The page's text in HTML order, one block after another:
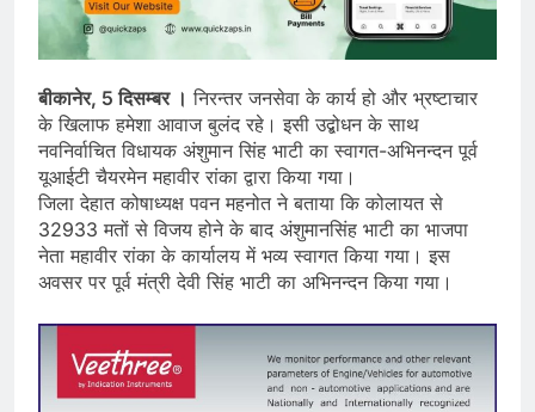
बीकानेर, 5 दिसम्बर । निरन्तर जनसेवा के कार्य हो और भ्रष्टाचार
के खिलाफ हमेशा आवाज बुलंद रहे। इसी उद्बोधन के साथ
नवनिर्वाचित विधायक अंशुमान सिंह भाटी का स्वागत-अभिनन्दन पूर्व
यूआईटी चैयरमेन महावीर रांका द्वारा किया गया।
जिला देहात कोषाध्यक्ष पवन महनोत ने बताया कि कोलायत से
32933 मतों से विजय होने के बाद अंशुमानसिंह भाटी का भाजपा
नेता महावीर रांका के कार्यालय में भव्य स्वागत किया गया। इस
अवसर पर पूर्व मंत्री देवी सिंह भाटी का अभिनन्दन किया गया।